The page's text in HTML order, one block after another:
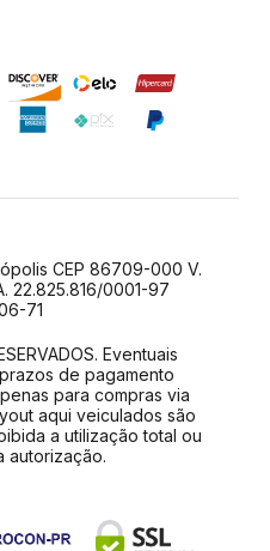
CEP 86709-000 V.
22.825.816/0001-97
71
Eventuais
de pagamento
para compras via
aqui veiculados são
a utilização total ou
autorização.